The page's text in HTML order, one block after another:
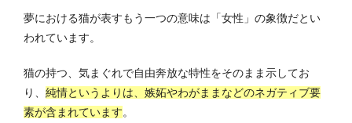
夢における猫が表すもう一つの意味は「女性」の象徴だとい
われています。
猫の持つ、気まぐれで自由奔放な特性をそのまま示してお
り、 純情というよりは、嫉妬やわがままなどのネガティブ要
素が含まれています。